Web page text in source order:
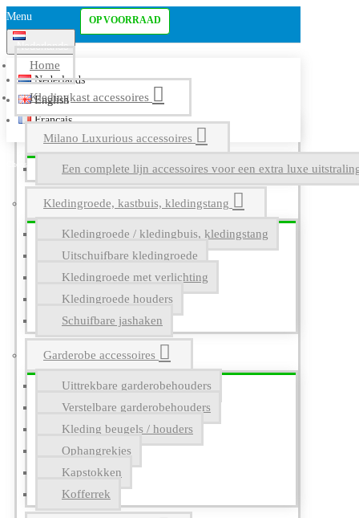
Menu
Nederlands
Nederlands
English
Français
Home
Kledingkast accessoires
Milano Luxurious accessoires
Een complete lijn accessoires voor een extra luxe
Kledingroede, kastbuis, kledingstang
Kledingroede / kledingbuis, kledingstang
Uitschuifbare kledingroede
Kledingroede met verlichting
Kledingroede houders
Schuifbare jashaken
Garderobe accessoires
Uittrekbare garderobehouders
Verstelbare garderobehouders
Kleding beugels / houders
Ophangrekjes
Kapstokken
Kofferrek
OP VOORRAAD